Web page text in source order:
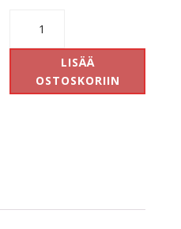
Shuko
3-
LISÄÄ
OSTOSKORIIN